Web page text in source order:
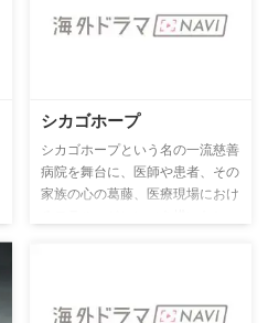
シカゴホープ
シカゴホープという名の一流慈善
病院を舞台に、医師や患者、その
家族の心の葛藤、医療現場におけ
いうもの、患者の診察に集中でき